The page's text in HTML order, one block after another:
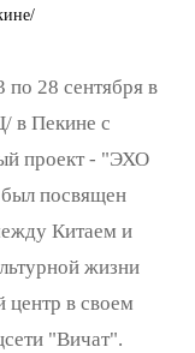
28 сентября в
в Пекине с
проект - "ЭХО
посвящен
Китаем и
жизни
центр в своем
"Вичат".